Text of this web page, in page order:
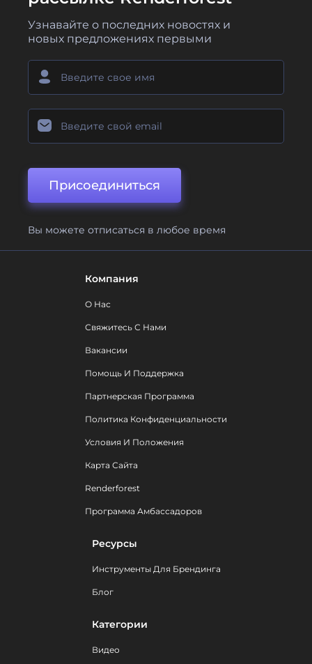
Узнавайте о последних новостях и
новых предложениях первыми
Присоединиться
Вы можете отписаться в любое время
Компания
О Нас
Свяжитесь С Нами
Вакансии
Помощь И Поддержка
Партнерская Программа
Политика Конфиденциальности
Условия И Положения
Карта Сайта
Renderforest
Программа Амбассадоров
Ресурсы
Инструменты Для Брендинга
Блог
Категории
Видео